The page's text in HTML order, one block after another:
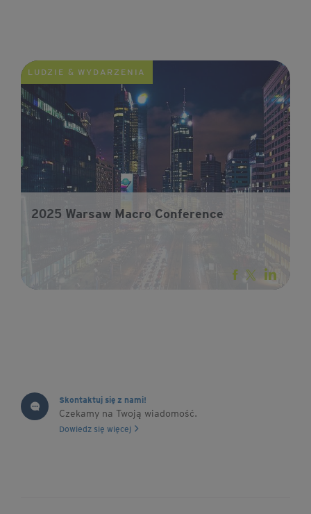
LUDZIE & WYDARZENIA
2025 Warsaw Macro Conference
Skontaktuj się z nami!
Czekamy na Twoją wiadomość.
Dowiedz się więcej